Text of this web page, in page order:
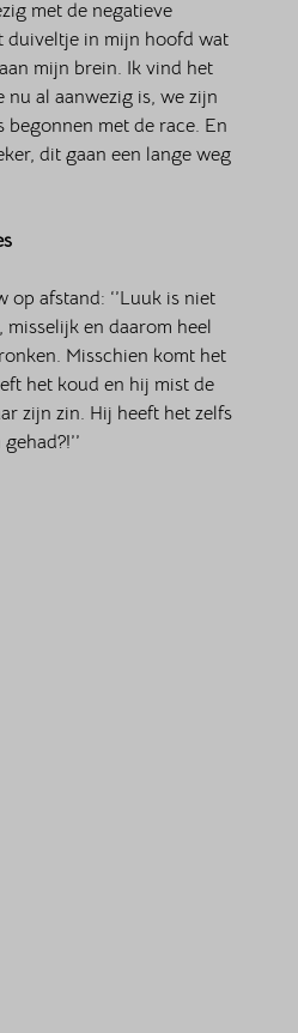
met de negatieve
duiveltje in mijn hoofd wat
mijn brein. Ik vind het
al aanwezig is, we zijn
begonnen met de race. En
dit gaan een lange weg
op afstand: ‘’Luuk is niet
en daarom heel
Misschien komt het
het koud en hij mist de
zijn zin. Hij heeft het zelfs